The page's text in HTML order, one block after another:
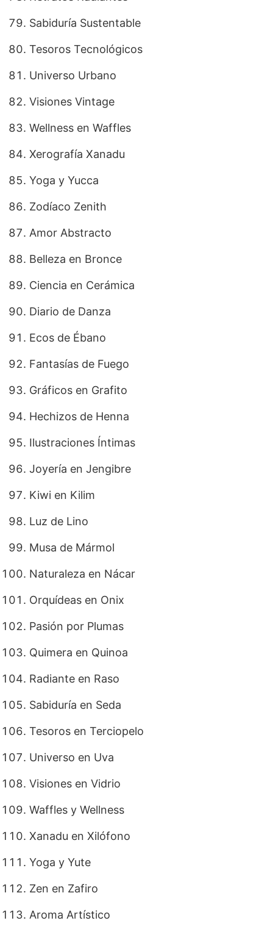
Sabiduría Sustentable
Tesoros Tecnológicos
Universo Urbano
Visiones Vintage
Wellness en Waffles
Xerografía Xanadu
Yoga y Yucca
Zodíaco Zenith
Amor Abstracto
Belleza en Bronce
Ciencia en Cerámica
Diario de Danza
Ecos de Ébano
Fantasías de Fuego
Gráficos en Grafito
Hechizos de Henna
Ilustraciones Íntimas
Joyería en Jengibre
Kiwi en Kilim
Luz de Lino
Musa de Mármol
Naturaleza en Nácar
Orquídeas en Onix
Pasión por Plumas
Quimera en Quinoa
Radiante en Raso
Sabiduría en Seda
Tesoros en Terciopelo
Universo en Uva
Visiones en Vidrio
Waffles y Wellness
Xanadu en Xilófono
Yoga y Yute
Zen en Zafiro
Aroma Artístico